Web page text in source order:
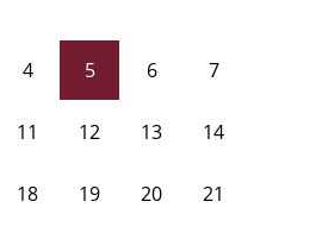
4 5 6 7
11 12 13 14
18 19 20 21